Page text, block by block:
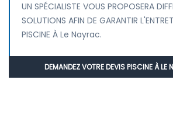
UN SPÉCIALISTE VOUS PROPOSERA
SOLUTIONS AFIN DE GARANTIR
PISCINE À Le Nayrac.
DEMANDEZ VOTRE DEVIS PISCINE À LE